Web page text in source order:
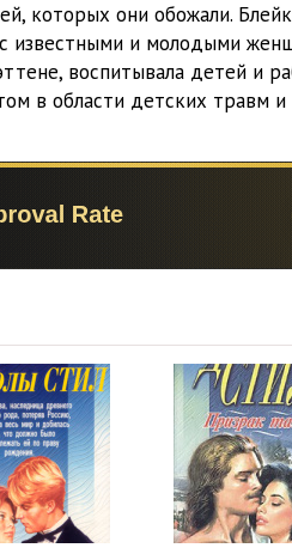
которых они обожали. Блейк
известными и молодыми
воспитывала детей и
в области детских травм